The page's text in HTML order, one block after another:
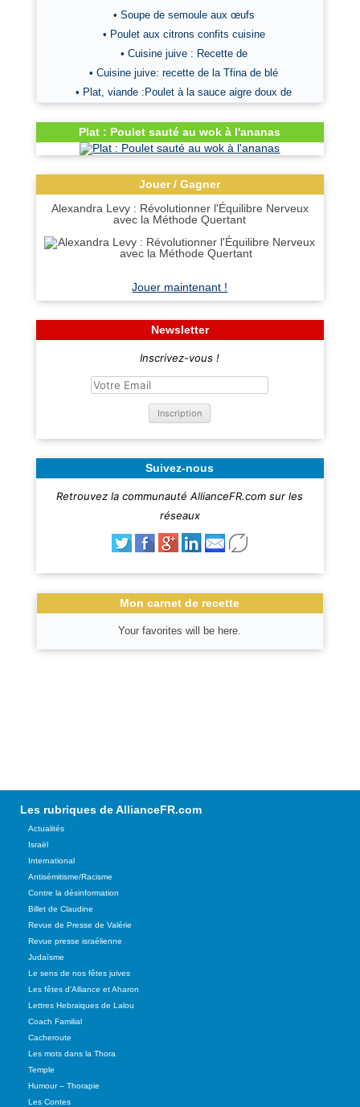
• Soupe de semoule aux œufs
• Poulet aux citrons confits cuisine
• Cuisine juive : Recette de
• Cuisine juive: recette de la Tfina de blé
• Plat, viande :Poulet à la sauce aigre doux de
Plat : Poulet sauté au wok à l'ananas
Jouer / Gagner
Alexandra Levy : Révolutionner l'Équilibre Nerveux
avec la Méthode Quertant
Jouer maintenant !
Newsletter
Inscrivez-vous !
Suivez-nous
Retrouvez la communauté AllianceFR.com sur les
réseaux
Mon carnet de recette
Your favorites will be here.
Les rubriques de AllianceFR.com
Actualités
Israël
International
Antisémitisme/Racisme
Contre la désinformation
Billet de Claudine
Revue de Presse de Valérie
Revue presse israélienne
Judaïsme
Le sens de nos fêtes juives
Les fêtes d'Alliance et Aharon
Lettres Hebraiques de Lalou
Coach Familial
Cacheroute
Les mots dans la Thora
Temple
Humour – Thorapie
Les Contes